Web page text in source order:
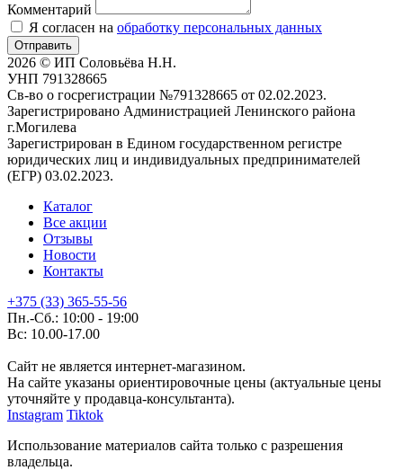
Комментарий
Я согласен на обработку персональных данных
Отправить
2026 © ИП Соловьёва Н.Н.
УНП 791328665
Св-во о госрегистрации №791328665 от 02.02.2023.
Зарегистрировано Администрацией Ленинского района
г.Могилева
Зарегистрирован в Едином государственном регистре
юридических лиц и индивидуальных предпринимателей
(ЕГР) 03.02.2023.
Каталог
Все акции
Отзывы
Новости
Контакты
+375 (33) 365-55-56
Пн.-Сб.: 10:00 - 19:00
Вс: 10.00-17.00
Сайт не является интернет-магазином.
На сайте указаны ориентировочные цены (актуальные цены
уточняйте у продавца-консультанта).
Instagram Tiktok
Использование материалов сайта только с разрешения
владельца.